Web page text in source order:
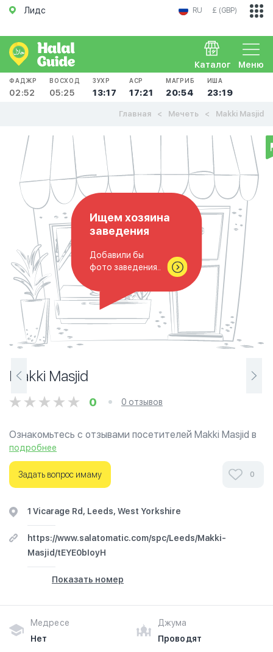
Лидс RU £ (GBP)
Меню
Каталог
ФАДЖР
02:52
ВОСХОД
05:25
ЗУХР
13:17
АСР
17:21
МАГРИБ
20:54
ИША
23:19
Главная Мечеть Makki Masjid
Ищем хозяина
заведения
Добавили бы
фото заведения..
Makki Masjid
0 0 отзывов
Ознакомьтесь с отзывами посетителей Makki Masjid в
г.Лидс на фотографиях и узнайте о часах работы. Ваше
духовное путешествие начинается здесь.
подробнее
Задать вопрос имаму 0
1 Vicarage Rd, Leeds, West Yorkshire
https://www.salatomatic.com/spc/Leeds/Makki-
Masjid/tEYE0bIoyH
Показать номер
Медресе
Нет
Джума
Проводят